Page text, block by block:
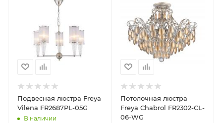
Подвесная люстра Freya
Vilena FR2687PL-05G
В наличии
Потолочная люстра
Freya Chabrol FR2302-CL-
06-WG